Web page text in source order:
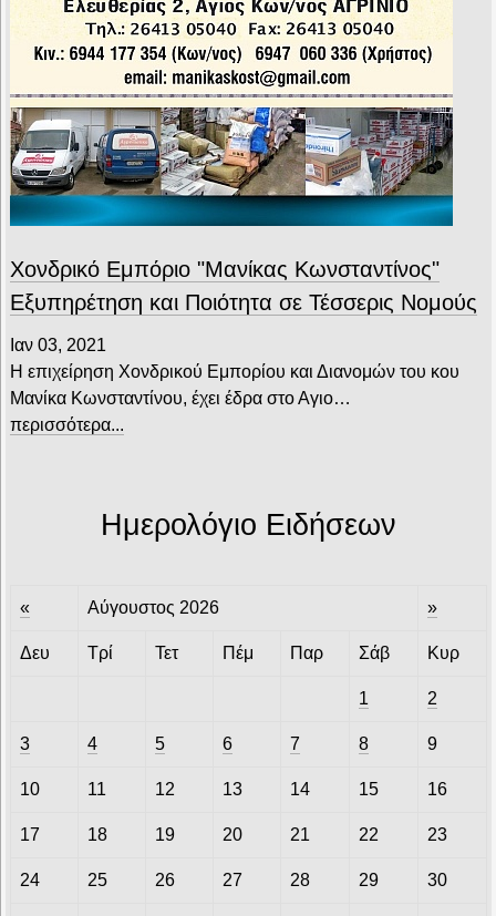
Χονδρικό Εμπόριο "Μανίκας Κωνσταντίνος"
Εξυπηρέτηση και Ποιότητα σε Τέσσερις Νομούς
Ιαν 03, 2021
Η επιχείρηση Χονδρικού Εμπορίου και Διανομών του κου
Μανίκα Κωνσταντίνου, έχει έδρα στο Αγιο…
περισσότερα...
Ημερολόγιο Ειδήσεων
« Αύγουστος 2026 »
Δευ Τρί Τετ Πέμ Παρ Σάβ Κυρ
1 2
3 4 5 6 7 8 9
10 11 12 13 14 15 16
17 18 19 20 21 22 23
24 25 26 27 28 29 30